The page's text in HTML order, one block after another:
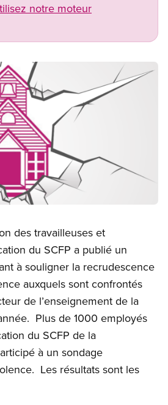
notre moteur
des travailleuses et
du SCFP a publié un
à souligner la recrudescence
auxquels sont confrontés
de l’enseignement de la
Plus de 1000 employés
du SCFP de la
à un sondage
Les résultats sont les